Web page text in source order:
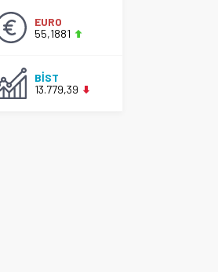
EURO
55,1881
BİST
13.779,39